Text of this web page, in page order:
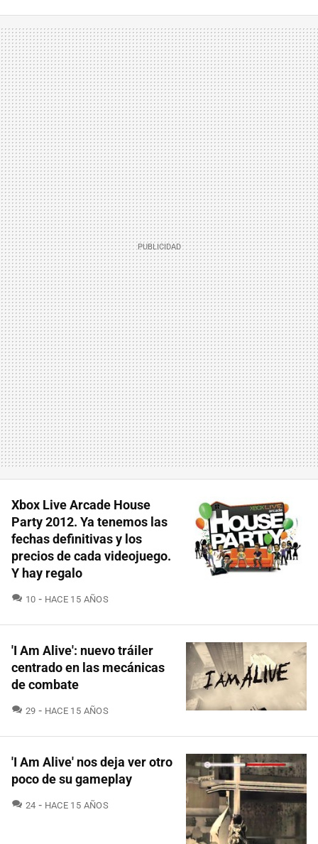
Xbox Live Arcade House
Party 2012. Ya tenemos las
fechas definitivas y los
precios de cada videojuego.
Y hay regalo
10 COMENTARIOS
HACE 15 AÑOS
'I Am Alive': nuevo tráiler
centrado en las mecánicas
de combate
29 COMENTARIOS
HACE 15 AÑOS
'I Am Alive' nos deja ver otro
poco de su gameplay
24 COMENTARIOS
HACE 15 AÑOS